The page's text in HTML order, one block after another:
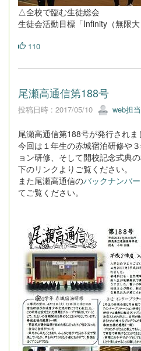
△全校で臨む生徒
生徒会活動目標「Infinity（無限大
110
尾瀬高通信第188号
投稿日時 : 2017/05/10 web担当
尾瀬高通信第188号が発行されま
今回は１年生の赤城宿泊研修や
ョン研修、そして開校記念式典
下のリンクよりご覧ください。
また尾瀬高通信のバックナンバー
てご覧ください。